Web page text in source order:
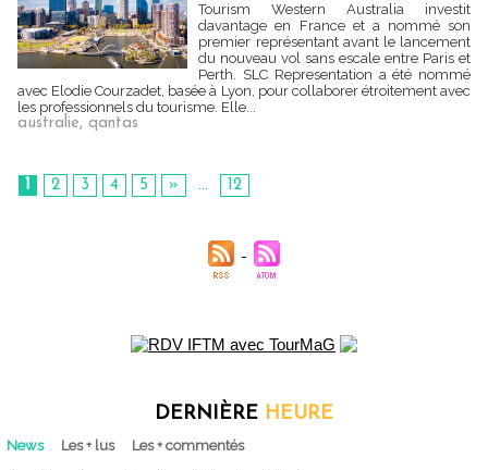
Tourism Western Australia investit
davantage en France et a nommé son
premier représentant avant le lancement
du nouveau vol sans escale entre Paris et
Perth. SLC Representation a été nommé
avec Elodie Courzadet, basée à Lyon, pour collaborer étroitement avec
les professionnels du tourisme. Elle...
australie, qantas
1 2 3 4 5 » ... 12
DERNIÈRE HEURE
News Les + lus Les + commentés